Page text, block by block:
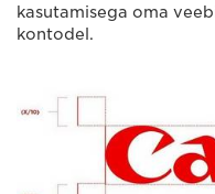
kasutamisega oma
kontodel.